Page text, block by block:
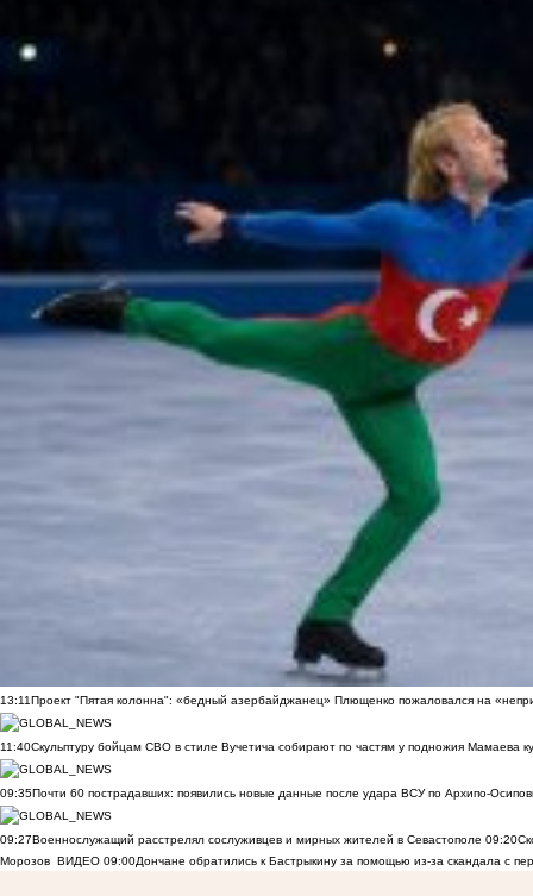
13:11Проект "Пятая колонна": «бедный азербайджанец» Плющенко пожаловался на
11:40Скульптуру бойцам СВО в стиле Вучетича собирают по частям у подножия Мамаева
09:35Почти 60 пострадавших: появились новые данные после удара ВСУ по Архипо-
09:27Военнослужащий расстрелял сослуживцев и мирных жителей в Севастополе 09:20
Морозов
ВИДЕО 09:00Дончане обратились к Бастрыкину за помощью из-за скандала с